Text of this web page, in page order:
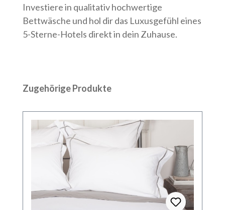
Investiere in qualitativ hochwertige
Bettwäsche und hol dir das Luxusgefühl eines
5-Sterne-Hotels direkt in dein Zuhause.
Produktgalerie überspringen
Zugehörige Produkte